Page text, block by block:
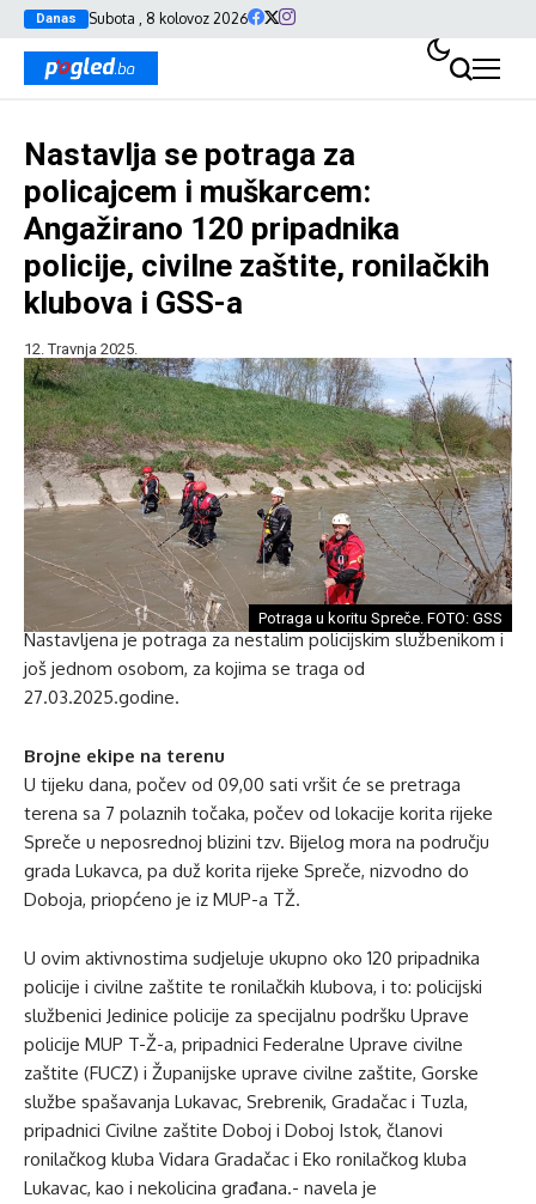
Danas Subota , 8 kolovoz 2026
Nastavlja se potraga za
policajcem i muškarcem:
Angažirano 120 pripadnika
policije, civilne zaštite, ronilačkih
klubova i GSS-a
12. Travnja 2025.
Potraga u koritu Spreče. FOTO: GSS
Nastavljena je potraga za nestalim policijskim službenikom i
još jednom osobom, za kojima se traga od
27.03.2025.godine.
Brojne ekipe na terenu
U tijeku dana, počev od 09,00 sati vršit će se pretraga
terena sa 7 polaznih točaka, počev od lokacije korita rijeke
Spreče u neposrednoj blizini tzv. Bijelog mora na području
grada Lukavca, pa duž korita rijeke Spreče, nizvodno do
Doboja, priopćeno je iz MUP-a TŽ.
U ovim aktivnostima sudjeluje ukupno oko 120 pripadnika
policije i civilne zaštite te ronilačkih klubova, i to: policijski
službenici Jedinice policije za specijalnu podršku Uprave
policije MUP T-Ž-a, pripadnici Federalne Uprave civilne
zaštite (FUCZ) i Županijske uprave civilne zaštite, Gorske
službe spašavanja Lukavac, Srebrenik, Gradačac i Tuzla,
pripadnici Civilne zaštite Doboj i Doboj Istok, članovi
ronilačkog kluba Vidara Gradačac i Eko ronilačkog kluba
Lukavac, kao i nekolicina građana.- navela je